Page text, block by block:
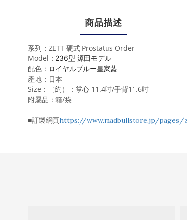
商品描述
系列：ZETT 硬式 Prostatus Order
Model： 236型 源田モデル
配色： ロイヤルブルー皇家藍
產地：日本
Size：（約）：掌心 11.4吋/手背11.6吋
附屬品：箱/袋
■訂製網頁https://www.madbullstore.jp/